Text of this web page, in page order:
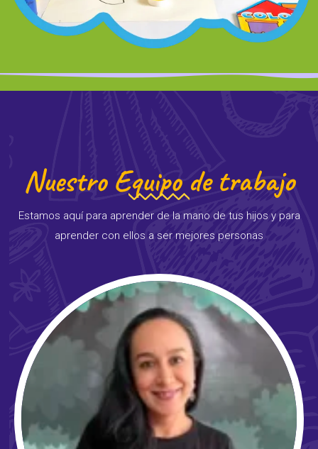
Nuestro Equipo de trabajo
Estamos aquí para aprender de la mano de tus hijos y para
aprender con ellos a ser mejores personas